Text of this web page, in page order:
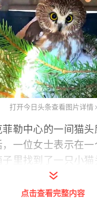
打开今日头条查看图片详情
勒中心的一间猫
一位女士表示在
里找到了一只小
运输这些杉树的工人
了这只猫头鹰，于是
点击查看完整内容